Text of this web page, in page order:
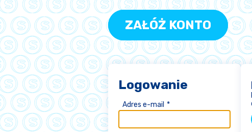
ZAŁÓŻ KONTO
Logowanie
Adres e-mail